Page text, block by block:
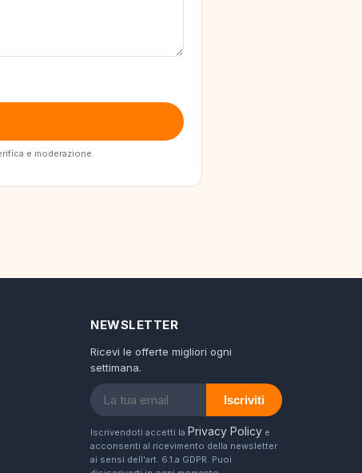
e moderazione.
NEWSLETTER
Ricevi le offerte migliori ogni
settimana.
Iscriviti
Iscrivendoti accetti la Privacy Policy e
acconsenti al ricevimento della newsletter
ai sensi dell'art. 6.1.a GDPR. Puoi